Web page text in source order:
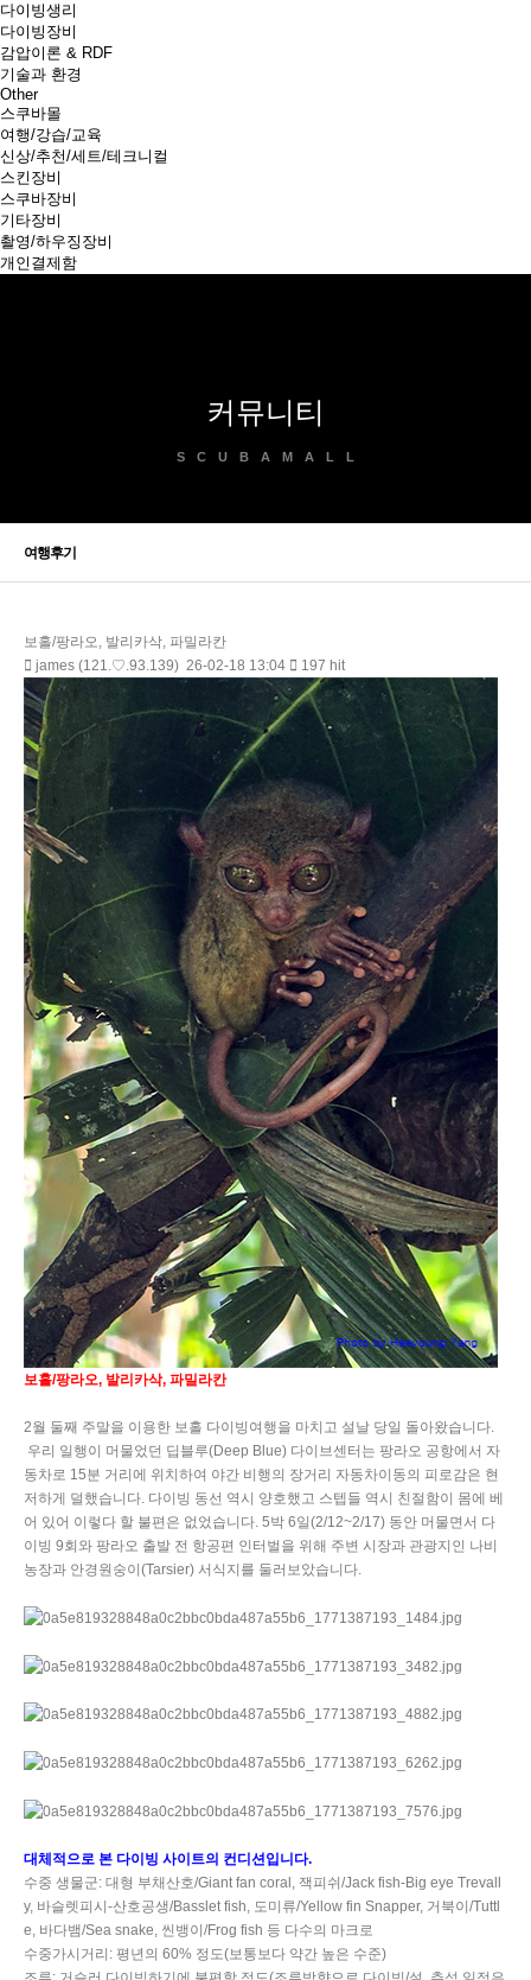
다이빙생리
다이빙장비
감압이론 & RDF
기술과 환경
Other
스쿠바몰
여행/강습/교육
신상/추천/세트/테크니컬
스킨장비
스쿠바장비
기타장비
촬영/하우징장비
개인결제함
커뮤니티
SCUBAMALL
여행후기
보홀/팡라오, 발리카삭, 파밀라칸
james (121.♡.93.139) 26-02-18 13:04 197 hit
보홀/팡라오, 발리카삭, 파밀라칸
2월 둘째 주말을 이용한 보홀 다이빙여행을 마치고 설날 당일 돌아왔습니다.
우리 일행이 머물었던 딥블루(Deep Blue) 다이브센터는 팡라오 공항에서 자
동차로 15분 거리에 위치하여 야간 비행의 장거리 자동차이동의 피로감은 현
저하게 덜했습니다. 다이빙 동선 역시 양호했고 스텝들 역시 친절함이 몸에 베
어 있어 이렇다 할 불편은 없었습니다. 5박 6일 (2/12~2/17) 동안 머물면서 다
이빙 9회와 팡라오 출발 전 항공편 인터벌을 위해 주변 시장과 관광지인 나비
농장과 안경원숭이 (Tarsier) 서식지를 둘러보았습니다.
대체적으로 본 다이빙 사이트의 컨디션입니다.
수중 생물군: 대형 부채산호/Giant fan coral, 잭피쉬 /Jack fish-Big eye Trevall
y, 바슬렛피시 -산호공생/Basslet fish, 도미류/Yellow fin Snapper, 거북이 /Tuttl
e, 바다뱀/Sea snake, 씬뱅이 /Frog fish 등 다수의 마크로
수중가시거리 : 평년의 60% 정도(보통보다 약간 높은 수준)